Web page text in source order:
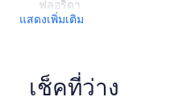
ฟลอริดา
แสดงเพิ่มเติม
เช็คที่ว่าง